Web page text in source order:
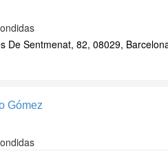
De Sentmenat, 82, 08029,
Gómez